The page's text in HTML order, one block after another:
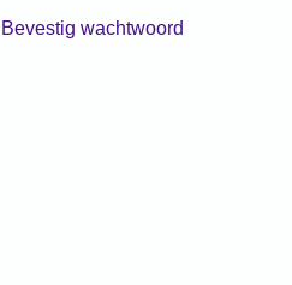
Bevestig wachtwoord